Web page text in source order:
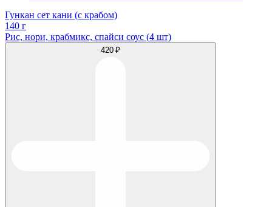
Гункан сет кани (с крабом)
140 г
Рис, нори, крабмикс, спайси соус (4 шт)
420 ₽